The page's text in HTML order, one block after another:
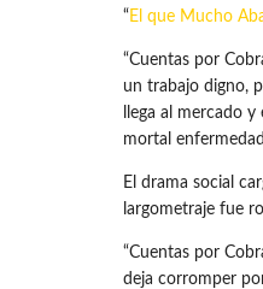
“ El que Mucho
“Cuentas por
un trabajo digno,
llega al mercado
mortal
El drama social
largometraje fue
“Cuentas por
deja corromper